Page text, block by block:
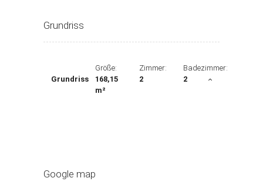
Grundriss
Grundriss
Größe:
168,15
m²
Zimmer:
2
Badezimmer:
2
Google map